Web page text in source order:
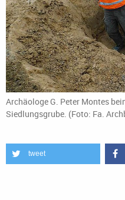
Archäologe G. Peter Montes
Siedlungsgrube. (Foto: Fa.
tweet